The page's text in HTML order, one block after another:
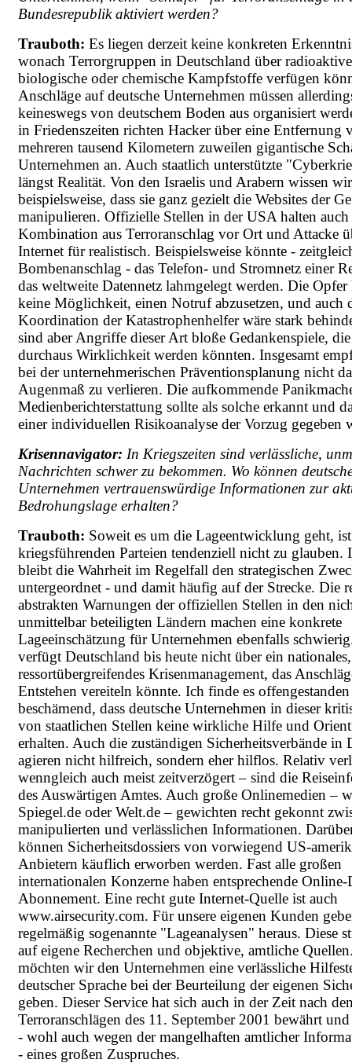
Bundesrepublik aktiviert werden?
Trauboth: Es liegen derzeit keine konkreten
wonach Terrorgruppen in Deutschland über
biologische oder chemische Kampfstoffe verfügen
Anschläge auf deutsche Unternehmen müssen
keineswegs von deutschem Boden aus organisiert
in Friedenszeiten richten Hacker über eine Entfernung
mehreren tausend Kilometern zuweilen gigantische
Unternehmen an. Auch staatlich unterstützte
längst Realität. Von den Israelis und Arabern wissen wir
beispielsweise, dass sie ganz gezielt die Websites der
manipulieren. Offizielle Stellen in der USA halten auch
Kombination aus Terroranschlag vor Ort und Attacke
Internet für realistisch. Beispielsweise könnte -
Bombenanschlag - das Telefon- und Stromnetz einer
das weltweite Datennetz lahmgelegt werden. Die Opfer
keine Möglichkeit, einen Notruf abzusetzen, und auch
Koordination der Katastrophenhelfer wäre stark
sind aber Angriffe dieser Art bloße Gedankenspiele,
durchaus Wirklichkeit werden könnten. Insgesamt
bei der unternehmerischen Präventionsplanung nicht
Augenmaß zu verlieren. Die aufkommende
Medienberichterstattung sollte als solche erkannt und
einer individuellen Risikoanalyse der Vorzug gegeben
Krisennavigator: In Kriegszeiten sind verlässliche,
Nachrichten schwer zu bekommen. Wo können
Unternehmen vertrauenswürdige Informationen zur
Bedrohungslage erhalten?
Trauboth: Soweit es um die Lageentwicklung geht,
kriegsführenden Parteien tendenziell nicht zu glauben.
bleibt die Wahrheit im Regelfall den strategischen
untergeordnet - und damit häufig auf der Strecke. Die
abstrakten Warnungen der offiziellen Stellen in den
unmittelbar beteiligten Ländern machen eine konkrete
Lageeinschätzung für Unternehmen ebenfalls
verfügt Deutschland bis heute nicht über ein nationales,
ressortübergreifendes Krisenmanagement, das
Entstehen vereiteln könnte. Ich finde es offengestanden
beschämend, dass deutsche Unternehmen in dieser
von staatlichen Stellen keine wirkliche Hilfe und
erhalten. Auch die zuständigen Sicherheitsverbände in
agieren nicht hilfreich, sondern eher hilflos. Relativ
wenngleich auch meist zeitverzögert – sind die
des Auswärtigen Amtes. Auch große Onlinemedien –
Spiegel.de oderWelt.de– gewichten recht gekonnt
manipulierten und verlässlichen Informationen.
können Sicherheitsdossiers von vorwiegend US-
Anbietern käuflich erworben werden. Fast alle großen
internationalen Konzerne haben entsprechende
Abonnement. Eine recht gute Internet-Quelle ist auch
www.airsecurity.com. Für unsere eigenen Kunden
regelmäßig sogenannte "Lageanalysen" heraus. Diese
auf eigene Recherchen und objektive, amtliche
möchten wir den Unternehmen eine verlässliche
deutscher Sprache bei der Beurteilung der eigenen
geben. Dieser Service hat sich auch in der Zeit nach
Terroranschlägen des 11. September 2001 bewährt
- wohl auch wegen der mangelhaften amtlicher
- eines großen Zuspruches.